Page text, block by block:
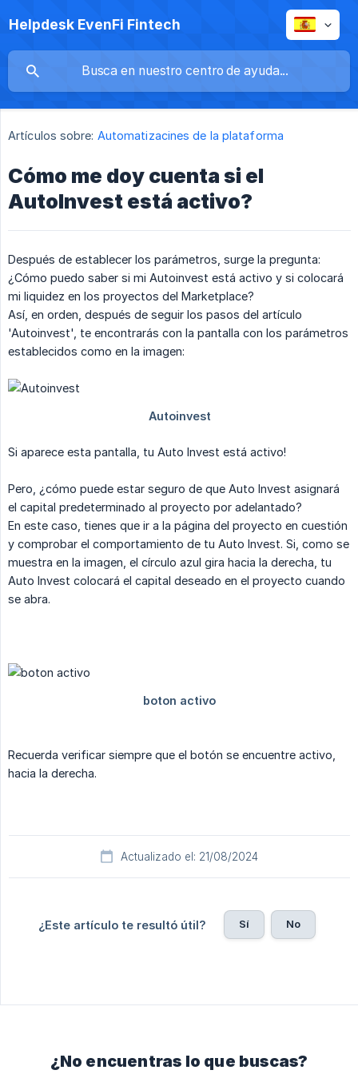
Helpdesk EvenFi Fintech
Artículos sobre: Automatizacines de la plataforma
Cómo me doy cuenta si el
AutoInvest está activo?
Después de establecer los parámetros, surge la pregunta:
¿Cómo puedo saber si mi Autoinvest está activo y si colocará
mi liquidez en los proyectos del Marketplace?
Así, en orden, después de seguir los pasos del artículo
'Autoinvest', te encontrarás con la pantalla con los parámetros
establecidos como en la imagen:
Si aparece esta pantalla, tu Auto Invest está activo!
Pero, ¿cómo puede estar seguro de que Auto Invest asignará
el capital predeterminado al proyecto por adelantado?
En este caso, tienes que ir a la página del proyecto en cuestión
y comprobar el comportamiento de tu Auto Invest. Si, como se
muestra en la imagen, el círculo azul gira hacia la derecha, tu
Auto Invest colocará el capital deseado en el proyecto cuando
se abra.
Recuerda verificar siempre que el botón se encuentre activo,
hacia la derecha.
Actualizado el: 21/08/2024
¿Este artículo te resultó útil? Sí No
¿No encuentras lo que buscas?